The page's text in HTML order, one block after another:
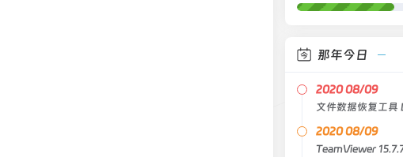
那年今日
2020 08/09
2020 08/09